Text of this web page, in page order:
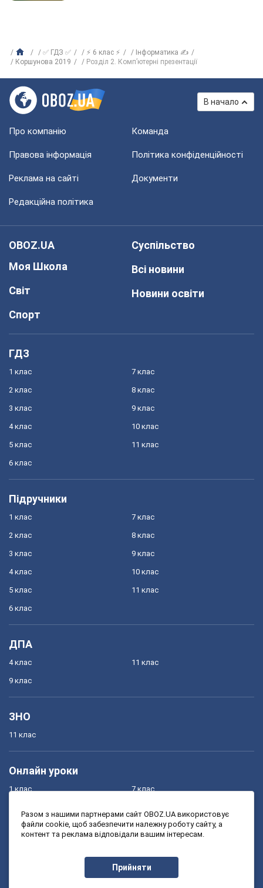
✅ ГДЗ ✅ ⚡ 6 клас ⚡
Інформатика ✍
Коршунова 2019
Розділ 2. Комп’ютерні презентації
В начало
Про компанію Команда
Правова інформація Політика конфіденційності
Реклама на сайті Документи
Редакційна політика
OBOZ.UA
Моя Школа
Світ
Спорт
Суспільство
Всі новини
Новини освіти
ГДЗ
1 клас
2 клас
3 клас
4 клас
5 клас
6 клас
7 клас
8 клас
9 клас
10 клас
11 клас
Підручники
1 клас
2 клас
3 клас
4 клас
5 клас
6 клас
7 клас
8 клас
9 клас
10 клас
11 клас
ДПА
4 клас
9 клас
11 клас
ЗНО
11 клас
Онлайн уроки
1 клас
3 клас
7 клас
9 клас
Разом з нашими партнерами сайт OBOZ.UA використовує
файли cookie, щоб забезпечити належну роботу сайту, а
контент та реклама відповідали вашим інтересам.
Прийняти